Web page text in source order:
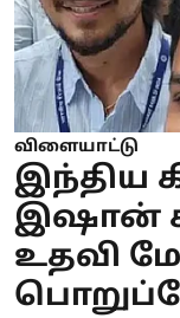
விளையாட்டு
இந்திய
இஷான்
உதவி